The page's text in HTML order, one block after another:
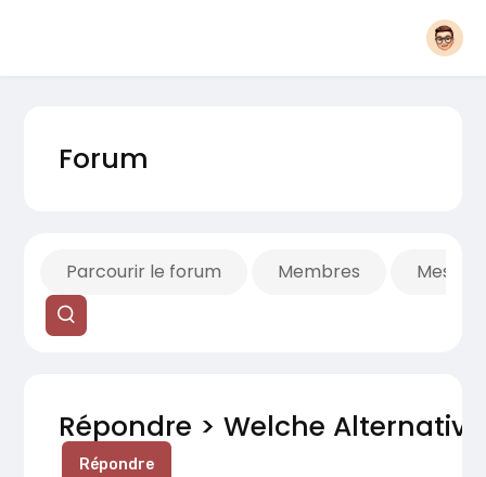
Forum
Parcourir le forum Membres Mes fils
Répondre > Welche
Répondre